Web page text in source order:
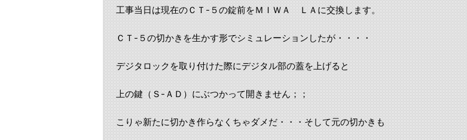
工事当日は現在のＣＴ-５の錠前をＭＩＷＡ ＬＡに交換します。
ＣＴ-５の切かきを生かす形でシミュレーションしたが・・・・
デジタロックを取り付けた際にデジタル部の蓋を上げると
上の鍵（Ｓ-ＡＤ）にぶつかって開きません；；
こりゃ新たに切かき作らなくちゃダメだ・・・そして元の切かきも